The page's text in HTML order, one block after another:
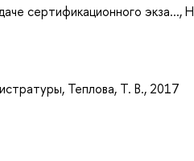
сертификационного экза...,
Теплова, Т. В., 2017